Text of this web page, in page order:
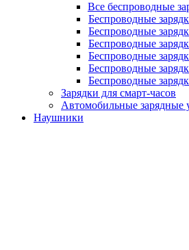
Все беспроводные
Беспроводные
Беспроводные
Беспроводные
Беспроводные
Беспроводные
Беспроводные
Зарядки для смарт-часов
Автомобильные зарядные
Наушники